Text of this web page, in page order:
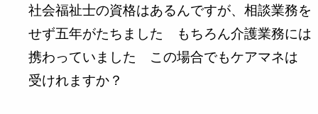
社会福祉士の資格はあるんですが、相談業務を
せず五年がたちました もちろん介護業務には
携わっていました この場合でもケアマネは
受けれますか？